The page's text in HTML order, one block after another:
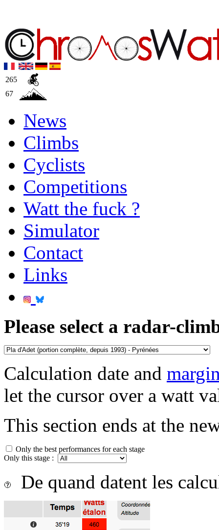
265
67
News
Climbs
Cyclists
Competitions
Watt the fuck ?
Simulator
Contact
Links
Please select a radar-
Calculation date and
let the cursor over a watt
This section ends at the
Only the best performances for each stage
Only this stage :
De quand datent les